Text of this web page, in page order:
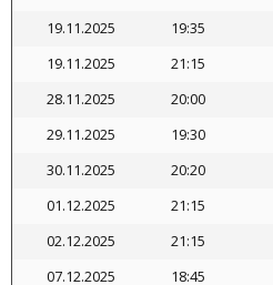
19.11.2025
19:35
19.11.2025
21:15
28.11.2025
20:00
29.11.2025
19:30
30.11.2025
20:20
01.12.2025
21:15
02.12.2025
21:15
07.12.2025
18:45